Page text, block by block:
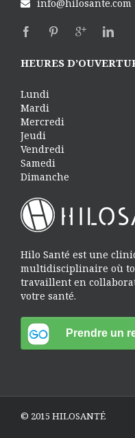
info@hilosante.com
HEURES
Lundi
Mardi
Mercredi
Jeudi
Vendredi
Samedi
Dimanche
Hilo Santé est une
multidisciplinaire où
travaillent en
votre santé.
© 2015 HILOSANTÉ